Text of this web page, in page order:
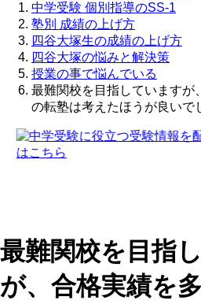
中学受験 個別指導のSS-1
塾別 成績の上げ方
四谷大塚生の成績の上げ方
四谷大塚の悩みと解決策
授業の事で悩んでいる
最難関校を目指していますが
の転塾は考えたほうが良いで
最難関校を目指
が、合格実績を